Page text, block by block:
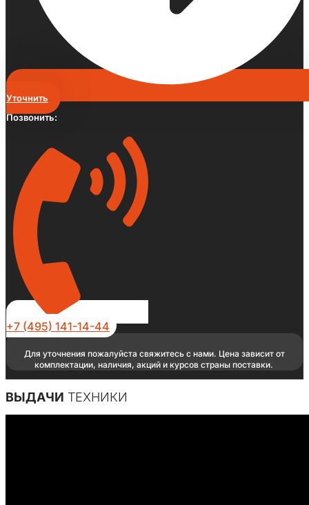
Уточнить
Позвонить:
+7 (495) 141-14-44
Для уточнения пожалуйста свяжитесь с нами. Цена зависит от
комплектации, наличия, акций и курсов страны поставки.
ВЫДАЧИ ТЕХНИКИ